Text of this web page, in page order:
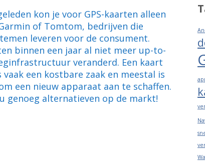
kon je voor GPS-kaarten alleen
of Tomtom, bedrijven die
leveren voor de consument.
binnen een jaar al niet meer up-to-
veranderd. Een kaart
een kostbare zaak en meestal is
een nieuw apparaat aan te schaffen.
genoeg alternatieven op de markt!